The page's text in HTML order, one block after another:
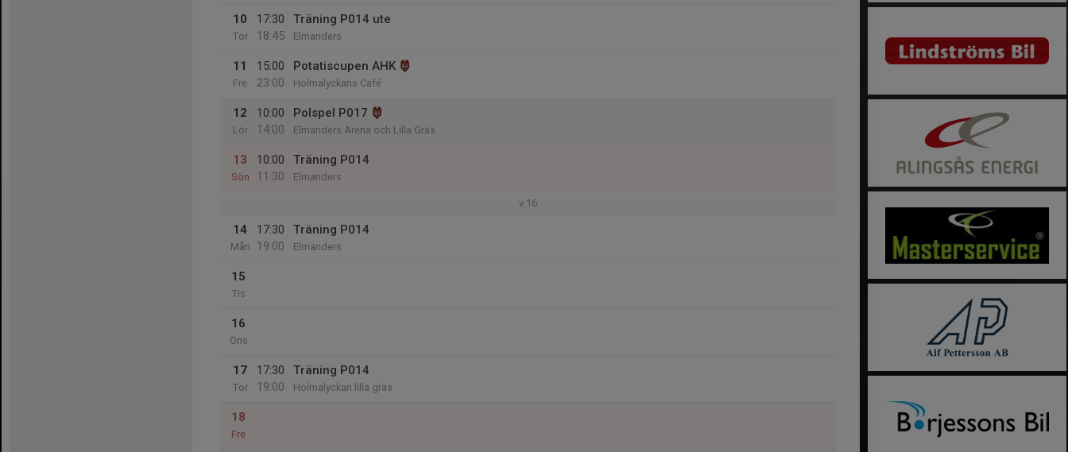
10
Tor
17:30
18:45
Träning P014 ute
Elmanders
11
Fre
15:00
23:00
Potatiscupen AHK
Holmalyckans Café
12
Lör
10:00
14:00
Polspel P017
Elmanders Arena och Lilla Gräs
13
Sön
10:00
11:30
Träning P014
Elmanders
v.16
14
Mån
17:30
19:00
Träning P014
Elmanders
15
Tis
16
Ons
17
Tor
17:30
19:00
Träning P014
Holmalyckan lilla gräs
18
Fre